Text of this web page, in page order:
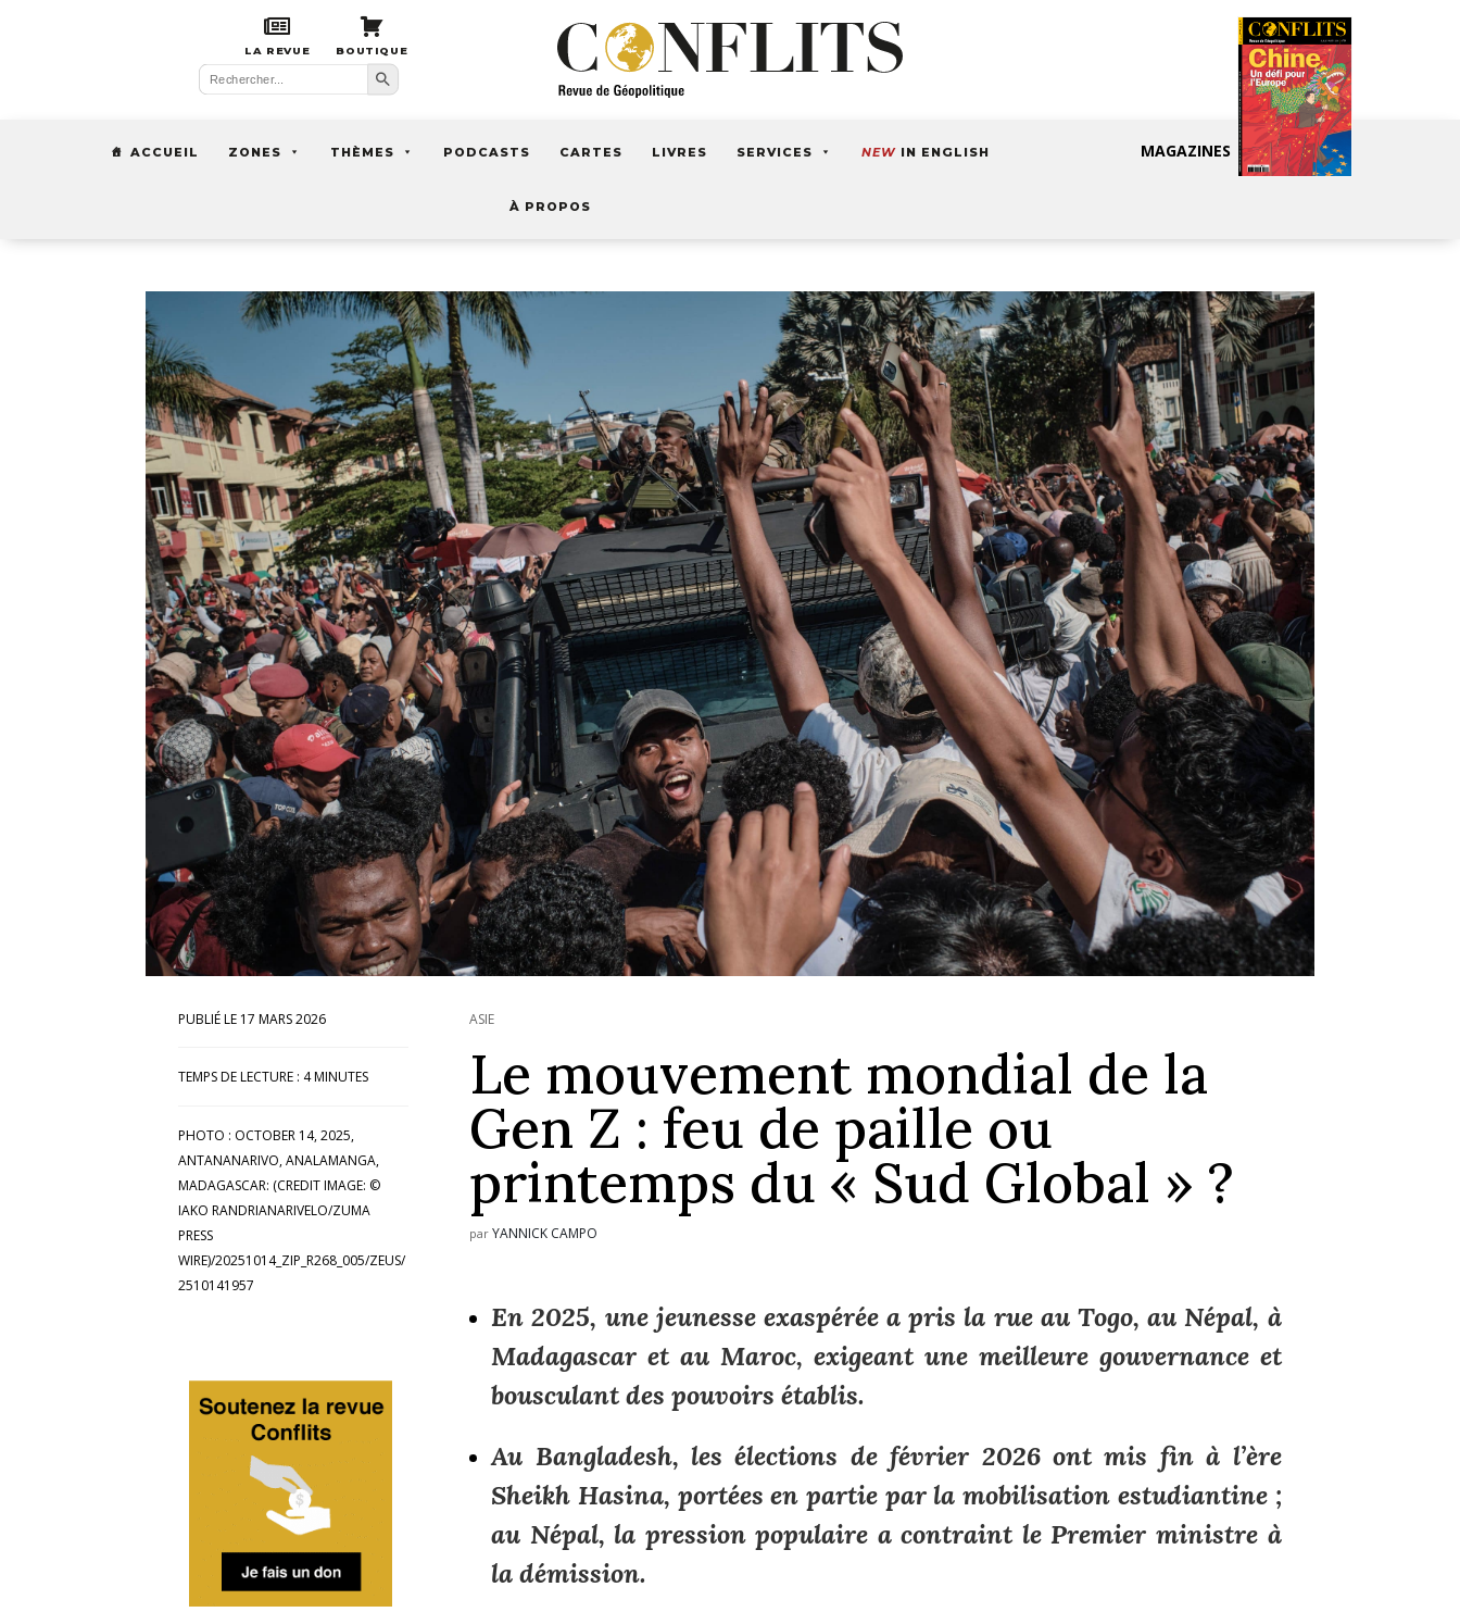
LA REVUE BOUTIQUE
Search
for:
Search Button
ACCUEIL ZONES THÈMES PODCASTS CARTES LIVRES SERVICES NEW IN ENGLISH
À PROPOS
MAGAZINES
17 MARS 2026
TEMPS DE LECTURE : 4MINUTES
PHOTO : OCTOBER 14, 2025,
ANTANANARIVO, ANALAMANGA,
MADAGASCAR: (CREDIT IMAGE: ©
IAKO RANDRIANARIVELO/ZUMA
PRESS
WIRE)/20251014_ZIP_R268_005/ZEUS/
2510141957
ASIE
Le mouvement mondial de la
Gen Z : feu de paille ou
printemps du « Sud Global » ?
parYANNICK CAMPO
En 2025, une jeunesse exaspérée a pris la rue au Togo, au Népal, à
Madagascar et au Maroc, exigeant une meilleure gouvernance et
bousculant des pouvoirs établis.
Au Bangladesh, les élections de février 2026 ont mis fin à l’ère
Sheikh Hasina, portées en partie par la mobilisation estudiantine ;
au Népal, la pression populaire a contraint le Premier ministre à
la démission.